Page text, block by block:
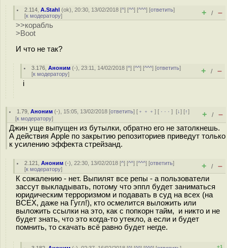
2.114 ,A.Stahl (ok), 20:30, 13/02/2018 [^] [^^] [^^^] [ответить]
[к модератору] + / –
>>корабль
>Boot
И что не так?
3.176 ,Аноним (-), 23:11, 14/02/2018 [^] [^^] [^^^] [ответить]
[к модератору] + / –
i
1.79 ,Аноним (-), 15:05, 13/02/2018 [ответить] [ ﹢﹢﹢] [ · · ·][↓] [↑]
[к модератору] + / –
Джин уще выпущен из бутылки, обратно его не затолкнешь.
А действия Apple по закрытию репозиториев приведут только
к усилению эффекта стрейзанд.
2.121 ,Аноним (-), 22:30, 13/02/2018 [^] [^^] [^^^] [ответить]
[к модератору] + / –
К сожалению - нет. Выпилят все репы - а пользователи
зассут выкладывать, потому что эппл будет заниматься
юридическим терроризмом и подавать в суд на всех (на
ВСЕХ, даже на Гугл!), кто осмелится выложить или
выложить ссылки на это, как с попкорн тайм, и никто и не
будет знать, что это когда-то утекло, а если и будет
помнить, то скачать всё равно будет негде.
+1